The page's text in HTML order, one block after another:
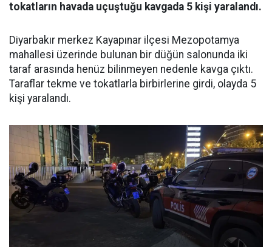
tokatların havada uçuştuğu kavgada 5 kişi yaralandı.
Diyarbakır merkez Kayapınar ilçesi Mezopotamya
mahallesi üzerinde bulunan bir düğün salonunda iki
taraf arasında henüz bilinmeyen nedenle kavga çıktı.
Taraflar tekme ve tokatlarla birbirlerine girdi, olayda 5
kişi yaralandı.